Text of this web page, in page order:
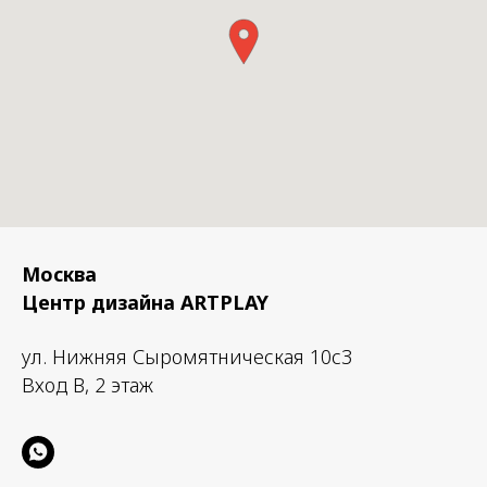
Москва
Центр дизайна ARTPLAY
ул. Нижняя Сыромятническая 10с3
Вход B, 2 этаж